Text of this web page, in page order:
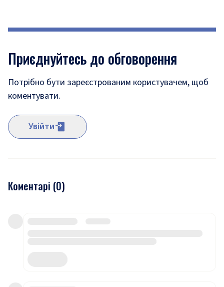
Приєднуйтесь до обговорення
Потрібно бути зареєстрованим користувачем, щоб
коментувати.
Увійти
Коментарі (0)